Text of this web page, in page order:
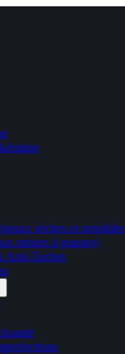
sèches et
mixtes à grasses)
Anti-Taches